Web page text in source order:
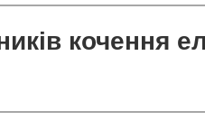
кочення